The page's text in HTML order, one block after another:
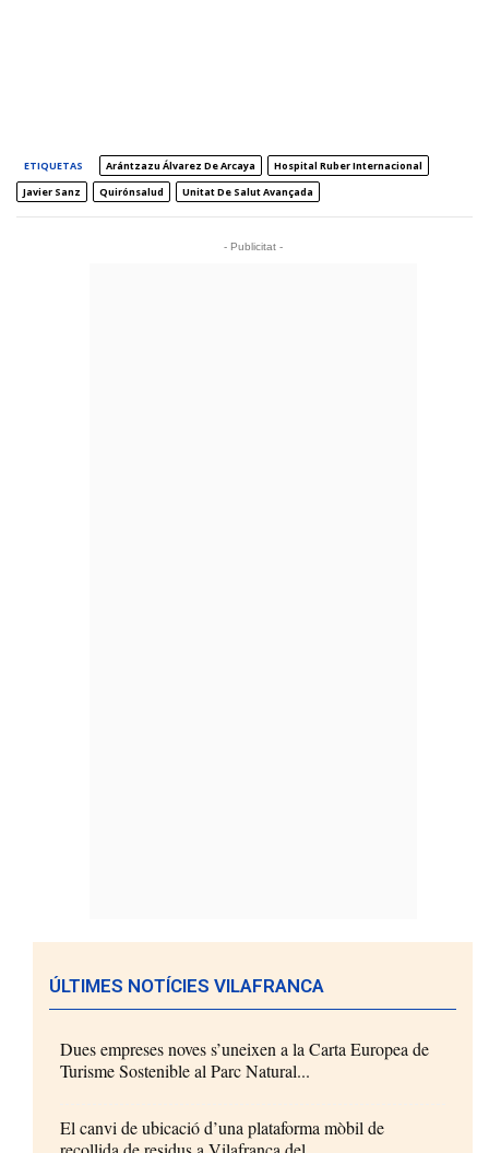
ETIQUETAS Arántzazu Álvarez De Arcaya
Hospital Ruber Internacional
Javier Sanz
Quirónsalud Unitat De Salut Avançada
- Publicitat -
ÚLTIMES NOTÍCIES VILAFRANCA
Dues empreses noves s’uneixen a la Carta Europea de
Turisme Sostenible al Parc Natural...
El canvi de ubicació d’una plataforma mòbil de